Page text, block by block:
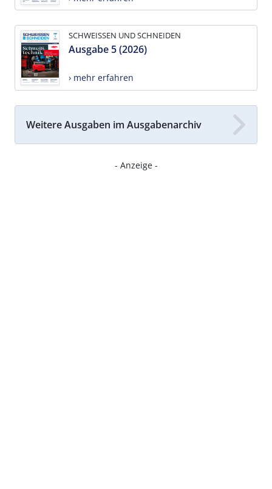
SCHWEISSEN UND SCHNEIDEN
Ausgabe 5 (2026)
› mehr erfahren
Weitere Ausgaben im Ausgabenarchiv
- Anzeige -